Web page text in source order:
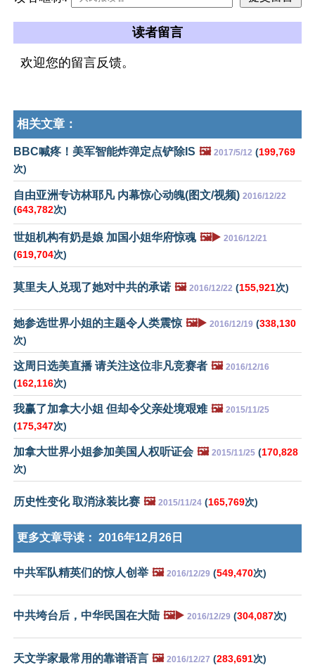
读者留言
欢迎您的留言反馈。
相关文章：
BBC喊疼！美军智能炸弹定点铲除IS 🖼️ 2017/5/12 (199,769
次)
自由亚洲专访林耶凡 内幕惊心动魄(图文/视频) 2016/12/22
(643,782次)
世姐机构有奶是娘 加国小姐华府惊魂 🖼️▶️ 2016/12/21
(619,704次)
莫里夫人兑现了她对中共的承诺 🖼️ 2016/12/22 (155,921次)
她参选世界小姐的主题令人类震惊 🖼️▶️ 2016/12/19 (338,130
次)
这周日选美直播 请关注这位非凡竞赛者 🖼️ 2016/12/16
(162,116次)
我赢了加拿大小姐 但却令父亲处境艰难 🖼️ 2015/11/25
(175,347次)
加拿大世界小姐参加美国人权听证会 🖼️ 2015/11/25 (170,828
次)
历史性变化 取消泳装比赛 🖼️ 2015/11/24 (165,769次)
更多文章导读： 2016年12月26日
中共军队精英们的惊人创举 🖼️ 2016/12/29 (549,470次)
中共垮台后，中华民国在大陆 🖼️▶️ 2016/12/29 (304,087次)
天文学家最常用的靠谱语言 🖼️ 2016/12/27 (283,691次)